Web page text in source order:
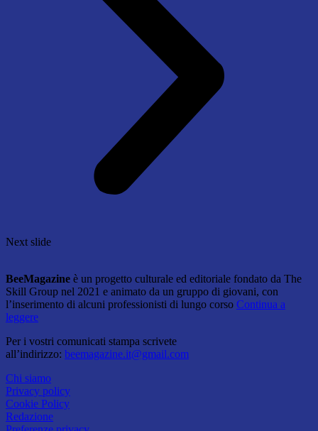
Next slide
BeeMagazine è un progetto culturale ed editoriale fondato da The
Skill Group nel 2021 e animato da un gruppo di giovani, con
l’inserimento di alcuni professionisti di lungo corso Continua a
leggere
Per i vostri comunicati stampa scrivete
all’indirizzo: beemagazine.it@gmail.com
Chi siamo
Privacy policy
Cookie Policy
Redazione